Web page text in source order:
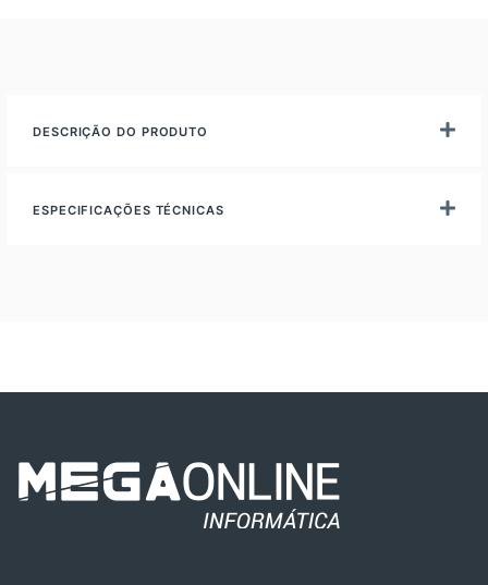
DESCRIÇÃO DO PRODUTO
ESPECIFICAÇÕES TÉCNICAS